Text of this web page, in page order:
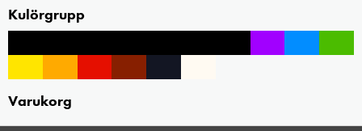
Kulörgrupp
Varukorg